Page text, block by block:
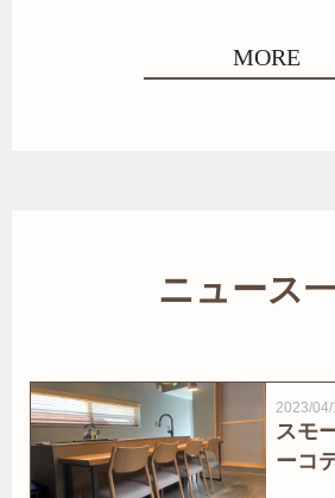
MORE
ニュース
2023/04/
スモ
ーコ